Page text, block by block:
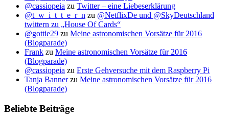
@cassiopeia zu Twitter – eine Liebeserklärung
@t_w_i_t_t_e_r_n zu @NetflixDe und @SkyDeutschland
twittern zu „House Of Cards“
@gottie29 zu Meine astronomischen Vorsätze für 2016
(Blogparade)
Frank zu Meine astronomischen Vorsätze für 2016
(Blogparade)
@cassiopeia zu Erste Gehversuche mit dem Raspberry Pi
Tanja Bannerzu Meine astronomischen Vorsätze für 2016
(Blogparade)
Beliebte Beiträge